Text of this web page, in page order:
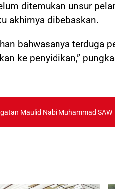
ditemukan unsur
akhirnya dibebaskan.
bahwasanya terduga
ke penyidikan,”
Maulid Nabi Muhammad SAW